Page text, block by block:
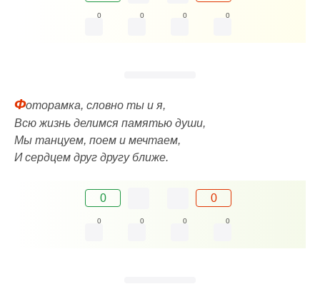
0 0 0 0
Фоторамка, словно ты и я,
Всю жизнь делимся памятью души,
Мы танцуем, поем и мечтаем,
И сердцем друг другу ближе.
0 0
0 0 0 0